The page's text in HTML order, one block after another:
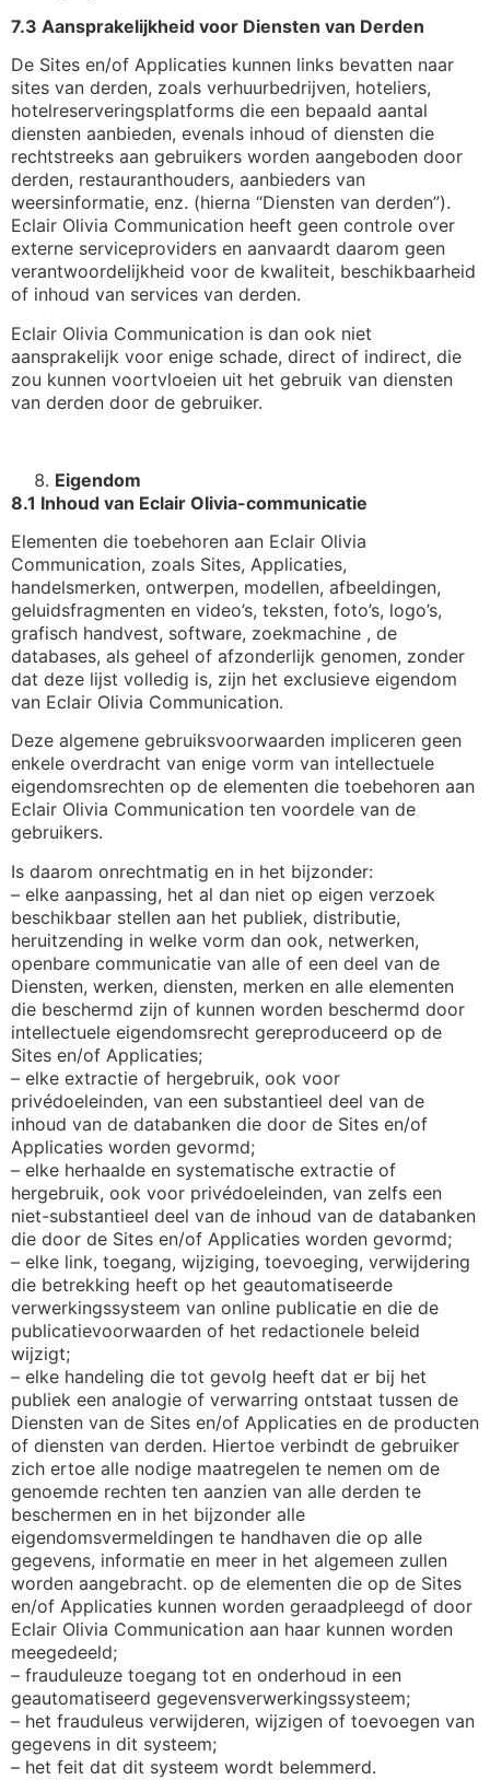
7.3 Aansprakelijkheid voor Diensten van Derden
De Sites en/of Applicaties kunnen links bevatten naar
sites van derden, zoals verhuurbedrijven, hoteliers,
hotelreserveringsplatforms die een bepaald aantal
diensten aanbieden, evenals inhoud of diensten die
rechtstreeks aan gebruikers worden aangeboden door
derden, restauranthouders, aanbieders van
weersinformatie, enz. (hierna “Diensten van derden”).
Eclair Olivia Communication heeft geen controle over
externe serviceproviders en aanvaardt daarom geen
verantwoordelijkheid voor de kwaliteit, beschikbaarheid
of inhoud van services van derden.
Eclair Olivia Communication is dan ook niet
aansprakelijk voor enige schade, direct of indirect, die
zou kunnen voortvloeien uit het gebruik van diensten
van derden door de gebruiker.
Eigendom
8.1 Inhoud van Eclair Olivia-communicatie
Elementen die toebehoren aan Eclair Olivia
Communication, zoals Sites, Applicaties,
handelsmerken, ontwerpen, modellen, afbeeldingen,
geluidsfragmenten en video’s, teksten, foto’s, logo’s,
grafisch handvest, software, zoekmachine , de
databases, als geheel of afzonderlijk genomen, zonder
dat deze lijst volledig is, zijn het exclusieve eigendom
van Eclair Olivia Communication.
Deze algemene gebruiksvoorwaarden impliceren geen
enkele overdracht van enige vorm van intellectuele
eigendomsrechten op de elementen die toebehoren aan
Eclair Olivia Communication ten voordele van de
gebruikers.
Is daarom onrechtmatig en in het bijzonder:
– elke aanpassing, het al dan niet op eigen verzoek
beschikbaar stellen aan het publiek, distributie,
heruitzending in welke vorm dan ook, netwerken,
openbare communicatie van alle of een deel van de
Diensten, werken, diensten, merken en alle elementen
die beschermd zijn of kunnen worden beschermd door
intellectuele eigendomsrecht gereproduceerd op de
Sites en/of Applicaties;
– elke extractie of hergebruik, ook voor
privédoeleinden, van een substantieel deel van de
inhoud van de databanken die door de Sites en/of
Applicaties worden gevormd;
– elke herhaalde en systematische extractie of
hergebruik, ook voor privédoeleinden, van zelfs een
niet-substantieel deel van de inhoud van de databanken
die door de Sites en/of Applicaties worden gevormd;
– elke link, toegang, wijziging, toevoeging, verwijdering
die betrekking heeft op het geautomatiseerde
verwerkingssysteem van online publicatie en die de
publicatievoorwaarden of het redactionele beleid
wijzigt;
– elke handeling die tot gevolg heeft dat er bij het
publiek een analogie of verwarring ontstaat tussen de
Diensten van de Sites en/of Applicaties en de producten
of diensten van derden. Hiertoe verbindt de gebruiker
zich ertoe alle nodige maatregelen te nemen om de
genoemde rechten ten aanzien van alle derden te
beschermen en in het bijzonder alle
eigendomsvermeldingen te handhaven die op alle
gegevens, informatie en meer in het algemeen zullen
worden aangebracht. op de elementen die op de Sites
en/of Applicaties kunnen worden geraadpleegd of door
Eclair Olivia Communication aan haar kunnen worden
meegedeeld;
– frauduleuze toegang tot en onderhoud in een
geautomatiseerd gegevensverwerkingssysteem;
– het frauduleus verwijderen, wijzigen of toevoegen van
gegevens in dit systeem;
– het feit dat dit systeem wordt belemmerd.